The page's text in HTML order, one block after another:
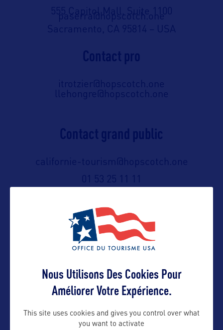
555 Capitol Mall, Suite 1100
Sacramento, CA 95814 – USA
paserra@hopscotch.one
Contact pro
itrotzier@hopscotch.one
llehongre@hopscotch.one
Contact grand public
californie-tourism@hopscotch.one
01 53 25 11 11
Suivre
Nous Utilisons Des Cookies Pour
Améliorer Votre Expérience.
This site uses cookies and gives you control over what
you want to activate